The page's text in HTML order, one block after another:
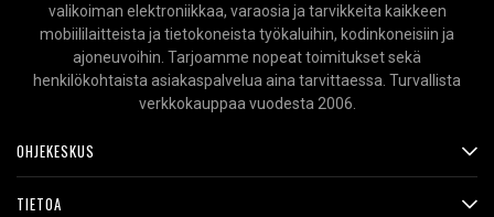
valikoiman elektroniikkaa, varaosia ja tarvikkeita kaikkeen
mobiililaitteista ja tietokoneista työkaluihin, kodinkoneisiin ja
ajoneuvoihin. Tarjoamme nopeat toimitukset sekä
henkilökohtaista asiakaspalvelua aina tarvittaessa. Turvallista
verkkokauppaa vuodesta 2006.
OHJEKESKUS
TIETOA